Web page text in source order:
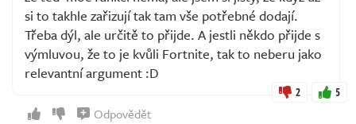
si to takhle zařizují tak tam vše potřebné dodají.
Třeba dýl, ale určitě to přijde. A jestli někdo přijde s
výmluvou, že to je kvůli Fortnite, tak to neberu jako
relevantní argument :D
2 5
Odpovědět